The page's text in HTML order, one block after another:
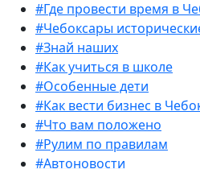
#Где провести время в
#Чебоксары
#Знай наших
#Как учиться в школе
#Особенные дети
#Как вести бизнес в
#Что вам положено
#Рулим по правилам
#Автоновости